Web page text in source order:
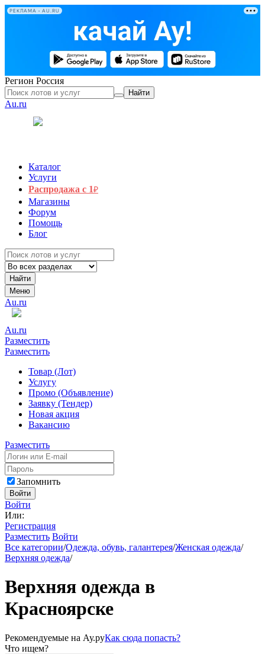
РЕКЛАМА • AU.RU
Регион Россия
Найти
Au.ru
Каталог
Услуги
Распродажа с 1₽
Магазины
Форум
Помощь
Блог
Найти
Меню
Au.ru
Au.ru
Разместить
Разместить
Товар (Лот)
Услугу
Промо (Объявление)
Заявку (Тендер)
Новая акция
Вакансию
Разместить
Запомнить
Войти
Войти
Или:
Регистрация
Разместить Войти
Все категории/Одежда, обувь, галантерея/Женская одежда/
Верхняя одежда/
Верхняя одежда в
Красноярске
Рекомендуемые на Ау.руКак сюда попасть?
Что ищем?